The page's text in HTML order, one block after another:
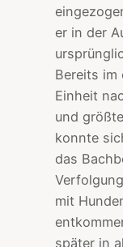
er in der
Bereits im
Einheit
und
konnte
das
mit
später in